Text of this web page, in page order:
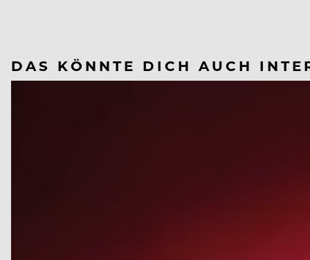
DAS KÖNNTE DICH AUCH